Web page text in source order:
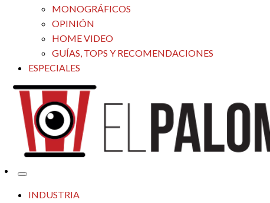
MONOGRÁFICOS
OPINIÓN
HOME VIDEO
GUÍAS, TOPS Y RECOMENDACIONES
ESPECIALES
El Palomitrón
Tu espacio de la industria de cine española y latinoamericana
INDUSTRIA